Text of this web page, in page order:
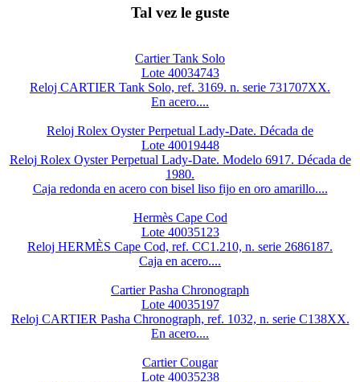
Tal vez le guste
Cartier Tank Solo
Lote 40034743
Reloj CARTIER Tank Solo, ref. 3169. n. serie 731707XX.
En acero....
Reloj Rolex Oyster Perpetual Lady-Date. Década de
Lote 40019448
Reloj Rolex Oyster Perpetual Lady-Date. Modelo 6917. Década de
1980.
Caja redonda en acero con bisel liso fijo en oro amarillo....
Hermès Cape Cod
Lote 40035123
Reloj HERMÈS Cape Cod, ref. CC1.210, n. serie 2686187.
Caja en acero....
Cartier Pasha Chronograph
Lote 40035197
Reloj CARTIER Pasha Chronograph, ref. 1032, n. serie C138XX.
En acero....
Cartier Cougar
Lote 40035238